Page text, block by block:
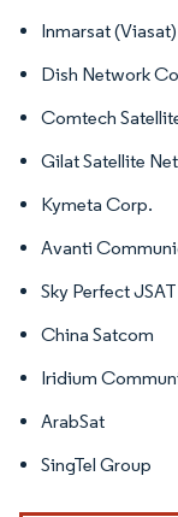
Inmarsat (Viasat)
Dish Network
Comtech
Gilat Satellite
Kymeta Corp.
Avanti
Sky Perfect JSAT
China Satcom
Iridium
ArabSat
SingTel Group